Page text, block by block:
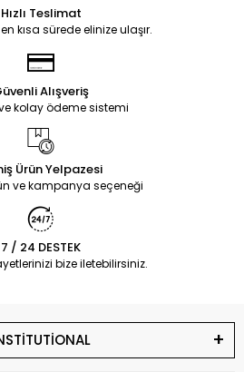
Hızlı Teslimat
kısa sürede elinize ulaşır.
Alışveriş
kolay ödeme sistemi
Ürün Yelpazesi
ve kampanya seçeneği
7 / 24 DESTEK
bize iletebilirsiniz.